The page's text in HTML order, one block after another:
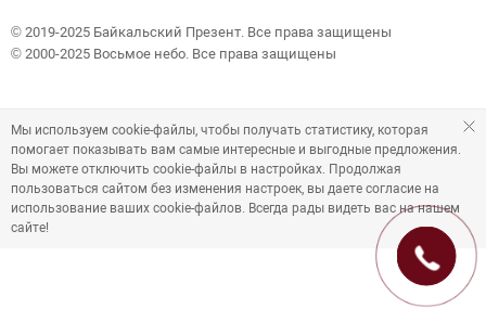
© 2019-2025 Байкальский Презент. Все права защищены
© 2000-2025 Восьмое небо. Все права защищены
Мы используем cookie-файлы, чтобы получать статистику, которая
помогает показывать вам самые интересные и выгодные предложения.
Вы можете отключить cookie-файлы в настройках. Продолжая
пользоваться сайтом без изменения настроек, вы даете согласие на
использование ваших cookie-файлов. Всегда рады видеть вас на нашем
сайте!